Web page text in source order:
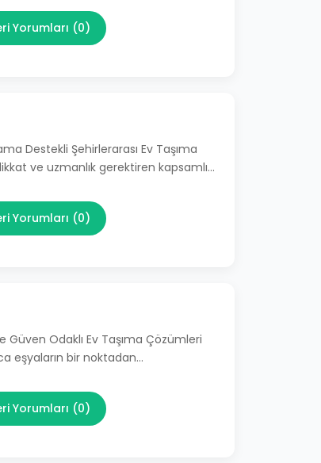
Yorumları (0)
Destekli Şehirlerarası Ev Taşıma
ve uzmanlık gerektiren kapsamlı…
Yorumları (0)
Odaklı Ev Taşıma Çözümleri
eşyaların bir noktadan…
Yorumları (0)